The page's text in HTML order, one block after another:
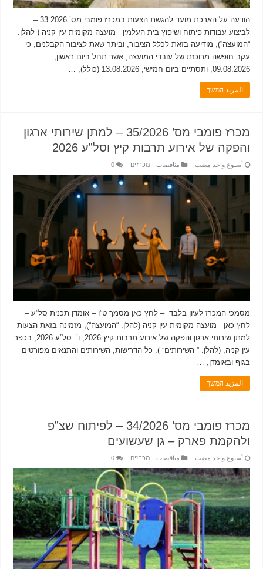
הודעה על הארכת מועד להגשת הצעות במכרז פומבי מס’ 33.2026 –
לביצוע עבודות פיתוח ושיפוץ בית העלמין מועצה מקומית עין קניה ( להלן:
“המועצה”), מודיעה בזאת לכלל הציבור, וביתר שאת לציבור הקבלנים, כי
עקב חופשה מרוכזת של עובדי המועצה, אשר תחל ביום ראשון,
09.08.2026, ותסתיים ביום חמישי, 13.08.2026 (כולל), …
المزيد המשך
מכרז פומבי מס’ 35/2026 – למתן שירותי ארגון
והפקה של אירוע תרבות קיץ וסל”ע 2026
‏أسبوع واحد مضت مناقصات - מכרזים 0
מסמכי המכרז לעיון בלבד – לחץ כאן מסמך ט”ו – אומדן תכנית סל”ע –
לחץ כאן מועצה מקומית עין קניה (להלן: “המועצה“), מזמינה בזאת הצעות
למתן שירותי ארגון והפקה של אירוע תרבות קיץ 2026, ו’ סל”ע 2026, בכפר
עין קניה, (להלן: ” השירותים” ). כל הדרישות, השירותים והתנאים מפורטים
בגוף ובאומדן, …
المزيد המשך
מכרז פומבי מס’ 34/2026 – לפיתוח שצ”פ
ולהקמת פארק – גן שעשועים
‏أسبوع واحد مضت مناقصات - מכרזים 0